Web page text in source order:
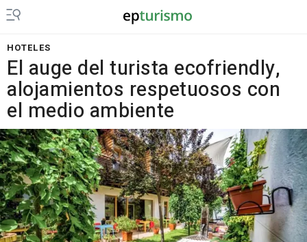
HOTELES
El auge del turista ecofriendly,
alojamientos respetuosos con
el medio ambiente